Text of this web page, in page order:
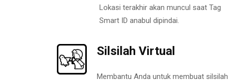
Lokasi terakhir akan muncul saat Tag
Smart ID anabul dipindai.
Silsilah Virtual
Membantu Anda untuk membuat silsilah